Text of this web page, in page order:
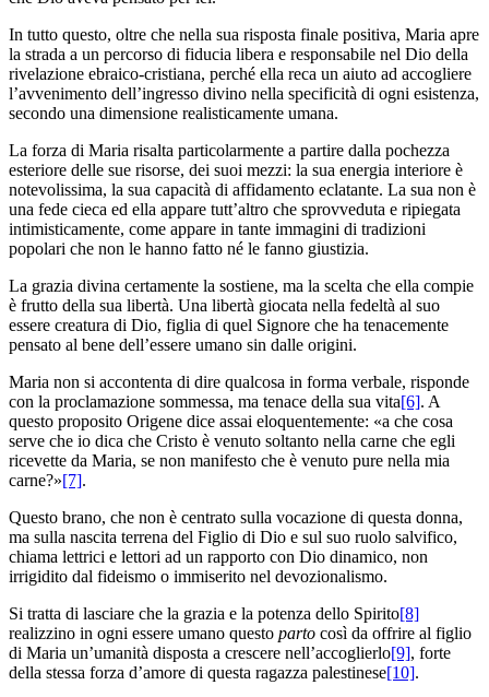
In tutto questo, oltre che nella sua risposta finale positiva, Maria apre
la strada a un percorso di fiducia libera e responsabile nel Dio della
rivelazione ebraico-cristiana, perché ella reca un aiuto ad accogliere
l’avvenimento dell’ingresso divino nella specificità di ogni esistenza,
secondo una dimensione realisticamente umana.
La forza di Maria risalta particolarmente a partire dalla pochezza
esteriore delle sue risorse, dei suoi mezzi: la sua energia interiore è
notevolissima, la sua capacità di affidamento eclatante. La sua non è
una fede cieca ed ella appare tutt’altro che sprovveduta e ripiegata
intimisticamente, come appare in tante immagini di tradizioni
popolari che non le hanno fatto né le fanno giustizia.
La grazia divina certamente la sostiene, ma la scelta che ella compie
è frutto della sua libertà. Una libertà giocata nella fedeltà al suo
essere creatura di Dio, figlia di quel Signore che ha tenacemente
pensato al bene dell’essere umano sin dalle origini.
Maria non si accontenta di dire qualcosa in forma verbale, risponde
con la proclamazione sommessa, ma tenace della sua vita[6]. A
questo proposito Origene dice assai eloquentemente: «a che cosa
serve che io dica che Cristo è venuto soltanto nella carne che egli
ricevette da Maria, se non manifesto che è venuto pure nella mia
carne?»[7].
Questo brano, che non è centrato sulla vocazione di questa donna,
ma sulla nascita terrena del Figlio di Dio e sul suo ruolo salvifico,
chiama lettrici e lettori ad un rapporto con Dio dinamico, non
irrigidito dal fideismo o immiserito nel devozionalismo.
Si tratta di lasciare che la grazia e la potenza dello Spirito[8]
realizzino in ogni essere umano questo parto così da offrire al figlio
di Maria un’umanità disposta a crescere nell’accoglierlo[9], forte
della stessa forza d’amore di questa ragazza palestinese[10].